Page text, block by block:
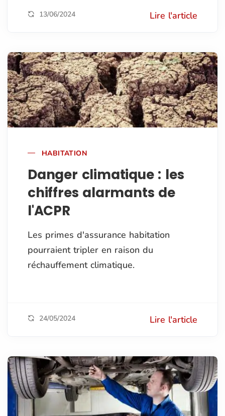
13/06/2024 Lire l'article
HABITATION
Danger climatique : les
chiffres alarmants de
l'ACPR
Les primes d'assurance habitation
pourraient tripler en raison du
réchauffement climatique.
24/05/2024 Lire l'article